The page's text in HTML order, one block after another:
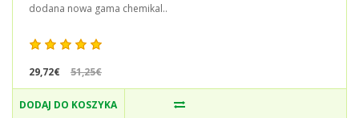
dodana nowa gama chemikal..
29,72€ 51,25€
DODAJ DO KOSZYKA